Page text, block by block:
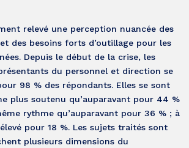
relevé une perception nuancée des
des besoins forts d’outillage pour les
Depuis le début de la crise, les
du personnel et direction se
98 % des répondants. Elles se sont
plus soutenu qu’auparavant pour 44 %
rythme qu’auparavant pour 36 % ; à
pour 18 %. Les sujets traités sont
plusieurs dimensions du